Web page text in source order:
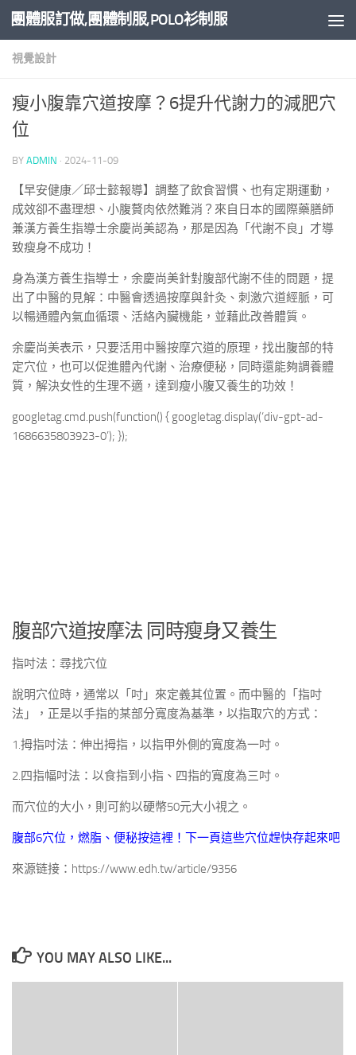
Skip to content
團體服訂做,團體制服,POLO衫制服
視覺設計
瘦小腹靠穴道按摩？6提升代謝力的減肥穴
位
BY ADMIN · 2024-11-09
【早安健康／邱士懿報導】調整了飲食習慣、也有定期運動，
成效卻不盡理想、小腹贅肉依然難消？來自日本的國際藥膳師
兼漢方養生指導士余慶尚美認為，那是因為「代謝不良」才導
致瘦身不成功！
身為漢方養生指導士，余慶尚美針對腹部代謝不佳的問題，提
出了中醫的見解：中醫會透過按摩與針灸、刺激穴道經脈，可
以暢通體內氣血循環、活絡內臟機能，並藉此改善體質。
余慶尚美表示，只要活用中醫按摩穴道的原理，找出腹部的特
定穴位，也可以促進體內代謝、治療便秘，同時還能夠調養體
質，解決女性的生理不適，達到瘦小腹又養生的功效！
googletag.cmd.push(function() { googletag.display(‘div-gpt-ad-
1686635803923-0’); });
腹部穴道按摩法 同時瘦身又養生
指吋法：尋找穴位
說明穴位時，通常以「吋」來定義其位置。而中醫的「指吋
法」，正是以手指的某部分寬度為基準，以指取穴的方式：
1.拇指吋法：伸出拇指，以指甲外側的寬度為一吋。
2.四指幅吋法：以食指到小指、四指的寬度為三吋。
而穴位的大小，則可約以硬幣50元大小視之。
腹部6穴位，燃脂、便秘按這裡！下一頁這些穴位趕快存起來吧
來源链接：https://www.edh.tw/article/9356
YOU MAY ALSO LIKE...